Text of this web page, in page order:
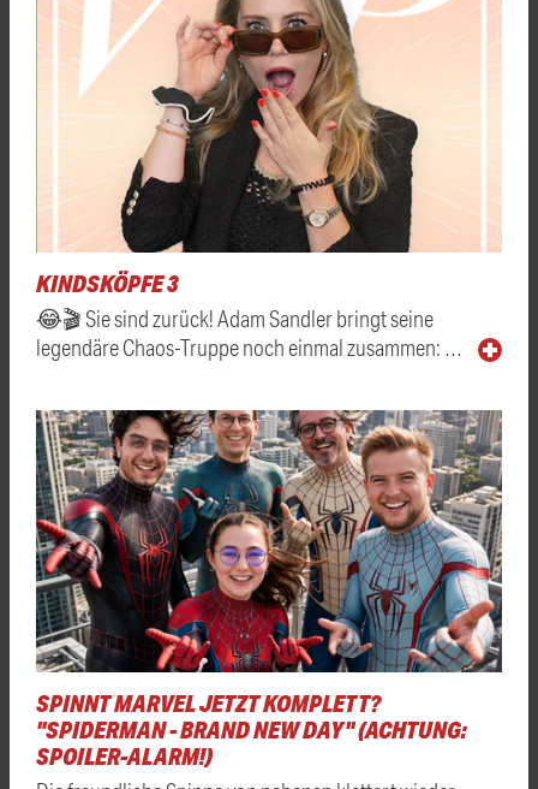
KINDSKÖPFE 3
😂🎬 Sie sind zurück! Adam Sandler bringt seine
legendäre Chaos-Truppe noch einmal zusammen: …
SPINNT MARVEL JETZT KOMPLETT?
"SPIDERMAN - BRAND NEW DAY" (ACHTUNG:
SPOILER-ALARM!)